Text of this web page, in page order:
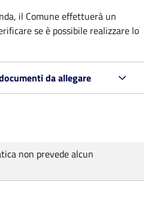
il Comune effettuerà un
se è possibile realizzare lo
da allegare
non prevede alcun